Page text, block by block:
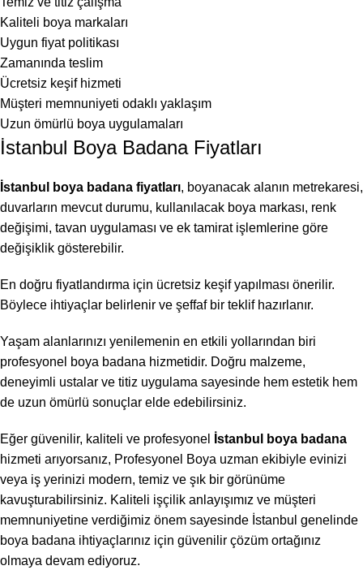
Kaliteli boya markaları
Uygun fiyat politikası
Zamanında teslim
Ücretsiz keşif hizmeti
Müşteri memnuniyeti odaklı yaklaşım
Uzun ömürlü boya uygulamaları
İstanbul Boya Badana Fiyatları
İstanbul boya badana fiyatları, boyanacak alanın metrekaresi,
duvarların mevcut durumu, kullanılacak boya markası, renk
değişimi, tavan uygulaması ve ek tamirat işlemlerine göre
değişiklik gösterebilir.
En doğru fiyatlandırma için ücretsiz keşif yapılması önerilir.
Böylece ihtiyaçlar belirlenir ve şeffaf bir teklif hazırlanır.
Yaşam alanlarınızı yenilemenin en etkili yollarından biri
profesyonel boya badana hizmetidir. Doğru malzeme,
deneyimli ustalar ve titiz uygulama sayesinde hem estetik hem
de uzun ömürlü sonuçlar elde edebilirsiniz.
Eğer güvenilir, kaliteli ve profesyonel
İstanbul boya badana
hizmeti arıyorsanız, Profesyonel Boya uzman ekibiyle evinizi
veya iş yerinizi modern, temiz ve şık bir görünüme
kavuşturabilirsiniz. Kaliteli işçilik anlayışımız ve müşteri
memnuniyetine verdiğimiz önem sayesinde İstanbul genelinde
boya badana ihtiyaçlarınız için güvenilir çözüm ortağınız
olmaya devam ediyoruz.